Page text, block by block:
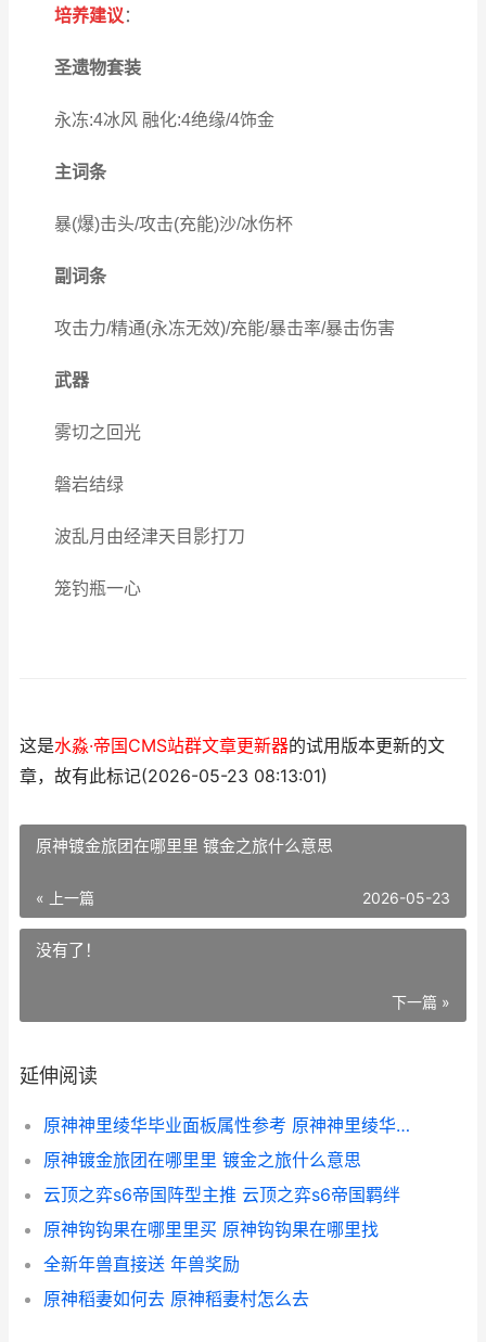
培养建议 ：
圣遗物套装
永冻:4冰风 融化:4绝缘/4饰金
主词条
暴(爆)击头/攻击(充能)沙/冰伤杯
副词条
攻击力/精通(永冻无效)/充能/暴击率/暴击伤害
武器
雾切之回光
磐岩结绿
波乱月由经津天目影打刀
笼钓瓶一心
这是水淼·帝国CMS站群文章更新器的试用版本更新的文
章，故有此标记(2026-05-23 08:13:01)
原神镀金旅团在哪里里 镀金之旅什么意思
« 上一篇 2026-05-23
没有了！
下一篇 »
延伸阅读
原神神里绫华毕业面板属性参考 原神神里绫华怎么算毕业
原神镀金旅团在哪里里 镀金之旅什么意思
云顶之弈s6帝国阵型主推 云顶之弈s6帝国羁绊
原神钩钩果在哪里里买 原神钩钩果在哪里找
全新年兽直接送 年兽奖励
原神稻妻如何去 原神稻妻村怎么去